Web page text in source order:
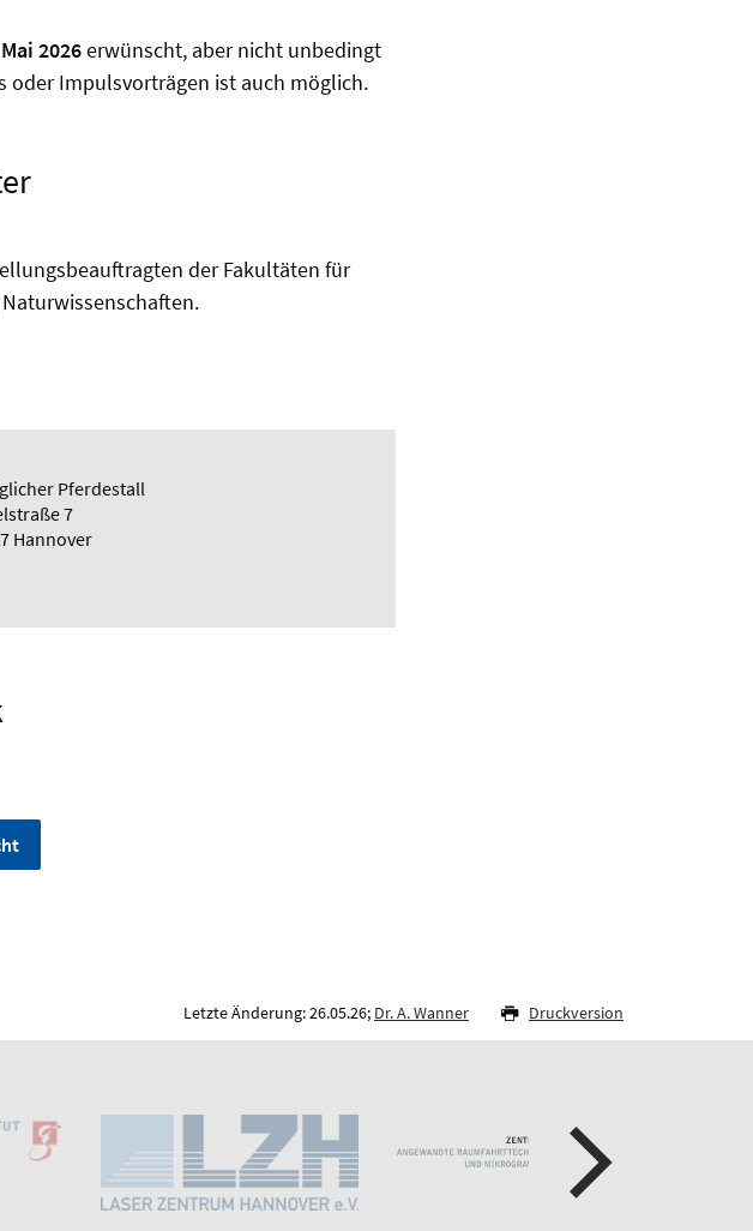
2026erwünscht, aber nicht unbedingt
oder Impulsvorträgen ist auch möglich.
der Fakultäten für
Pferdestall
7
Hannover
Letzte Änderung: 26.05.26; Dr. A. Wanner Druckversion